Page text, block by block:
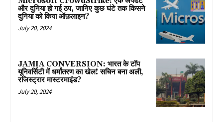
और दुनिया हो गई ठप, जानिए कुछ घंटे तक किसने
दुनिया को किया ऑफ़लाइन?
July 20, 2024
JAMIA CONVERSION: भारत के टॉप
यूनिवर्सिटी में धर्मांतरण का खेल! सचिन बना अली,
रजिस्ट्रार मास्टरमाइंड?
July 20, 2024